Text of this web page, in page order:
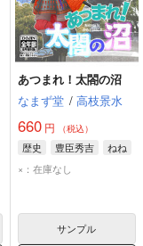
あつまれ！太閤の沼
なまず堂 / 高枝景水
660円 （税込）
歴史 豊臣秀吉
ねね
×：在庫なし
サンプル